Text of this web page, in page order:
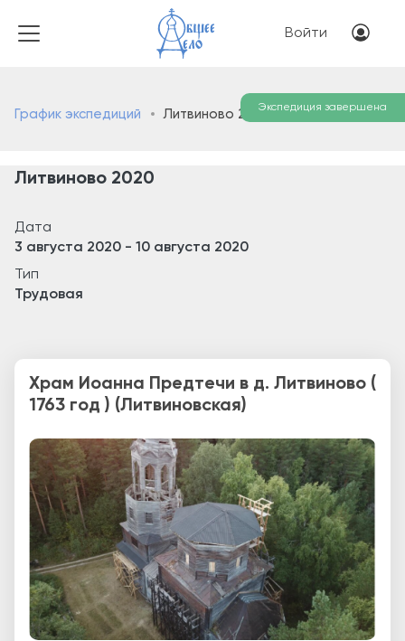
Меню
Войти
График экспедиций Литвиново 2020
Литвиново 2020
Экспедиция завершена
Дата
3 августа 2020 - 10 августа 2020
Тип
Трудовая
Храм Иоанна Предтечи в д. Литвиново (
1763 год ) (Литвиновская)